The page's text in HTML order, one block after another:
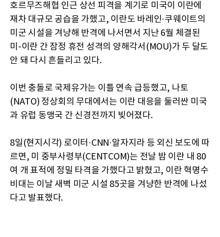
호르무즈해협 인근 상선 피격을 계기로 미국이 이란에
재차 대규모 공습을 가했고, 이란도 바레인·쿠웨이트의
미군 시설을 겨냥해 반격에 나서면서 지난 6월 체결된
미-이란 간 잠정 휴전 성격의 양해각서(MOU)가 두 달도
안 돼 다시 흔들리고 있다.
이번 충돌로 국제유가는 이틀 연속 급등했고, 나토
(NATO) 정상회의 무대에서는 이란 대응을 둘러싼 미국
과 유럽 동맹국 간 신경전까지 빚어졌다.
8일(현지시각) 로이터·CNN·알자지라 등 외신 보도에 따
르면, 미 중부사령부(CENTCOM)는 전날 밤 이란 내 80
여 개 표적에 정밀 타격을 가했다고 밝혔고, 이란 혁명수
비대는 이날 새벽 미군 시설 85곳을 겨냥한 반격에 나섰
다고 발표했다.